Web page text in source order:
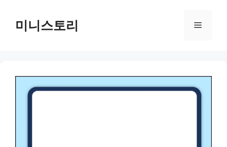
content미니스토리 Menu